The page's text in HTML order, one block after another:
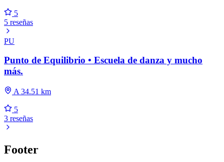
5
5 reseñas
PU
Punto de Equilibrio • Escuela de danza y mucho
más.
A 34.51 km
5
3 reseñas
Footer